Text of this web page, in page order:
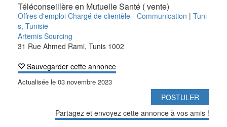
Téléconseillère en Mutuelle Santé ( vente)
Offres d'emploi Chargé de clientèle - Communication | Tuni
s, Tunisie
Artemis Sourcing
31 Rue Ahmed Rami, Tunis 1002
Sauvegarder cette annonce
Actualisée le 03 novembre 2023
POSTULER
Partagez et envoyez cette annonce à vos amis !